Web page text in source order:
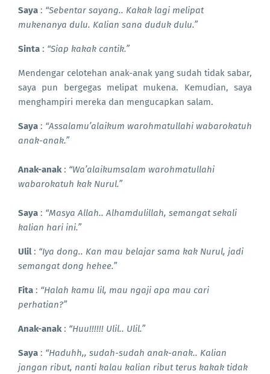
Saya : “Sebentar sayang.. Kakak lagi melipat
mukenanya dulu. Kalian sana duduk dulu.”
Sinta : “Siap kakak cantik.”
Mendengar celotehan anak-anak yang sudah tidak sabar,
saya pun bergegas melipat mukena. Kemudian, saya
menghampiri mereka dan mengucapkan salam.
Saya : “Assalamu’alaikum warohmatullahi wabarokatuh
anak-anak.”
Anak-anak: “Wa’alaikumsalam warohmatullahi
wabarokatuh kak Nurul.”
Saya : “Masya Allah.. Alhamdulillah, semangat sekali
kalian hari ini.”
Ulil: “Iya dong.. Kan mau belajar sama kak Nurul, jadi
semangat dong hehee.”
Fita : “Halah kamu lil, mau ngaji apa mau cari
perhatian?”
Anak-anak: “Huu!!!!!! Ulil.. Ulil.”
Saya : “Haduhh,, sudah-sudah anak-anak.. Kalian
jangan ribut, nanti kalau kalian ribut terus kakak tidak